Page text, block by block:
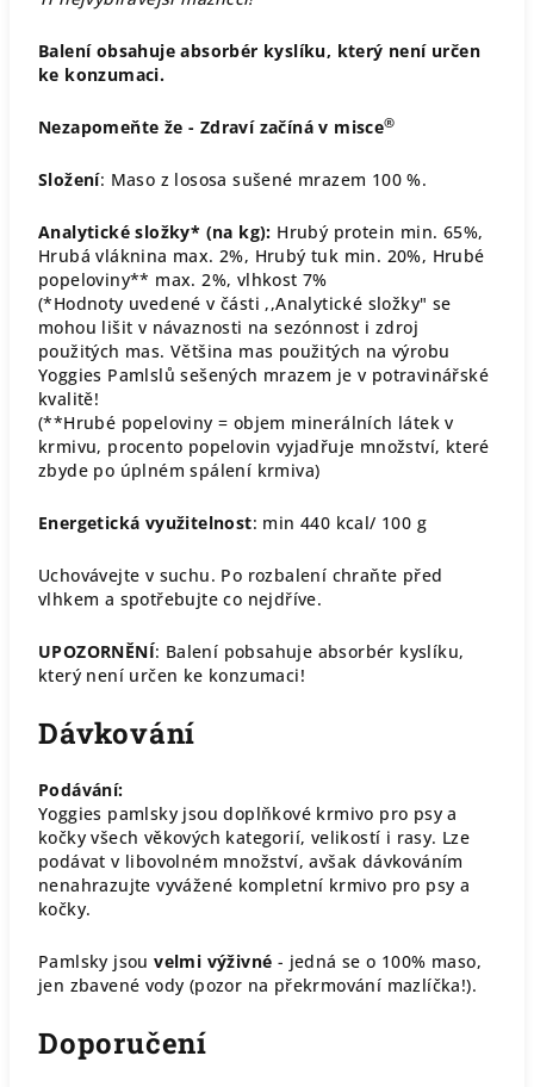
Balení obsahuje absorbér kyslíku, který není určen
ke konzumaci.
Nezapomeňte že - Zdraví začíná v misce®
Složení: Maso z lososa sušené mrazem 100 %.
Analytické složky* (na kg): Hrubý protein min. 65%,
Hrubá vláknina max. 2%, Hrubý tuk min. 20%, Hrubé
popeloviny** max. 2%, vlhkost 7%
(*Hodnoty uvedené v části ,,Analytické složky" se
mohou lišit v návaznosti na sezónnost i zdroj
použitých mas. Většina mas použitých na výrobu
Yoggies Pamlslů sešených mrazem je v potravinářské
kvalitě!
(**Hrubé popeloviny = objem minerálních látek v
krmivu, procento popelovin vyjadřuje množství, které
zbyde po úplném spálení krmiva)
Energetická využitelnost: min 440 kcal/ 100 g
Uchovávejte v suchu. Po rozbalení chraňte před
vlhkem a spotřebujte co nejdříve.
UPOZORNĚNÍ: Balení pobsahuje absorbér kyslíku,
který není určen ke konzumaci!
Dávkování
Podávání:
Yoggies pamlsky jsou doplňkové krmivo pro psy a
kočky všech věkových kategorií, velikostí i rasy. Lze
podávat v libovolném množství, avšak dávkováním
nenahrazujte vyvážené kompletní krmivo pro psy a
kočky.
Pamlsky jsouvelmi výživné - jedná se o 100% maso,
jen zbavené vody (pozor na překrmování mazlíčka!).
Doporučení